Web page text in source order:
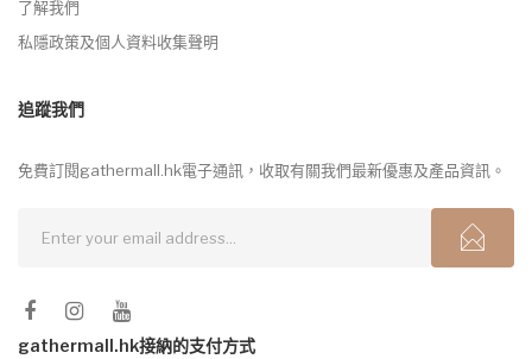
了解我們
私隱政策及個人資料收集聲明
追蹤我們
免費訂閱gathermall.hk電子通訊，收取有關我們最新優惠及產品資訊。
gathermall.hk接納的支付方式